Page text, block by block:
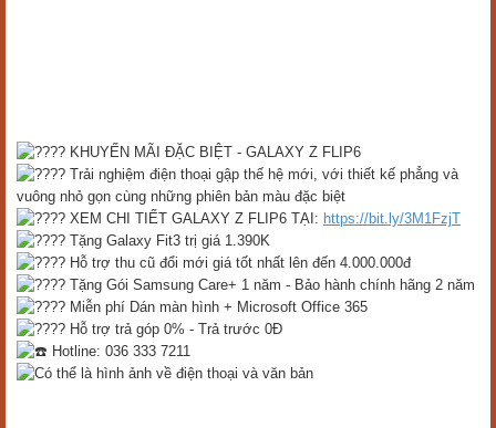
KHUYẾN MÃI ĐẶC BIỆT - GALAXY Z FLIP6
Trải nghiệm điện thoại gập thế hệ mới, với thiết kế phẳng và
vuông nhỏ gọn cùng những phiên bản màu đặc biệt
XEM CHI TIẾT GALAXY Z FLIP6 TẠI: https://bit.ly/3M1FzjT
Tặng Galaxy Fit3 trị giá 1.390K
Hỗ trợ thu cũ đổi mới giá tốt nhất lên đến 4.000.000đ
Tặng Gói Samsung Care+ 1 năm - Bảo hành chính hãng 2 năm
Miễn phí Dán màn hình + Microsoft Office 365
Hỗ trợ trả góp 0% - Trả trước 0Đ
Hotline: 036 333 7211